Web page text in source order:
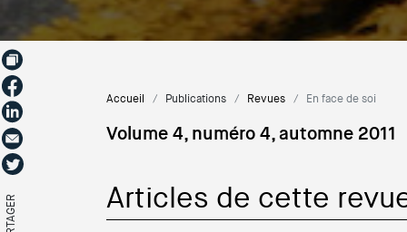
Accueil Publications Revues En face de soi
Volume 4, numéro 4, automne 2011
PARTAGER Articles de cette